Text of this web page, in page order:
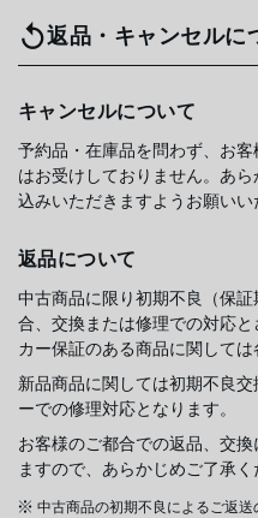
返品・キャンセルに
キャンセルについて
予約品・在庫品を問わず、お
はお受けしておりません。あ
込みいただきますようお願いい
返品について
中古商品に限り初期不良（保
合、交換または修理での対応
カー保証のある商品に関しては
新品商品に関しては初期不良
ーでの修理対応となります。
お客様のご都合での返品、交
ますので、あらかじめご了承く
中古商品の初期不良によるご返送